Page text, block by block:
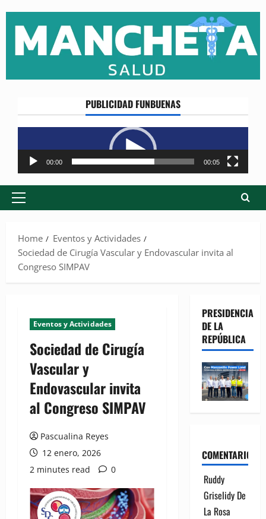
content
PUBLICIDAD FUNBUENAS
Reproductor
de
vídeo
00:00 00:05
Primary
Home
Eventos y Actividades
Sociedad de Cirugía Vascular y Endovascular invita al
Congreso SIMPAV
Eventos y Actividades
Sociedad de Cirugía
Vascular y
Endovascular invita
al Congreso SIMPAV
Pascualina Reyes
12 enero, 2026
2 minutes read
0
PRESIDENCIA
DE LA
REPÚBLICA
COMENTARIOS
Ruddy
Griselidy De
La Rosa